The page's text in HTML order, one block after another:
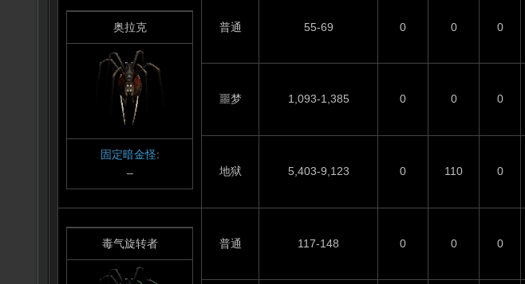
奥拉克
固定暗金怪:
–
普通 55-69 0 0 0
噩梦 1,093-1,385 0 0 0
地狱 5,403-9,123 0 110 0
毒气旋转者 普通 117-148 0 0 0